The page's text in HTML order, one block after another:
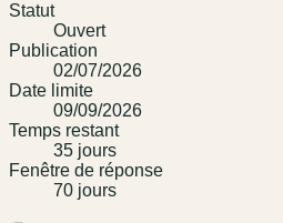
Statut
Ouvert
Publication
02/07/2026
Date limite
09/09/2026
Temps restant
35 jours
Fenêtre de réponse
70 jours